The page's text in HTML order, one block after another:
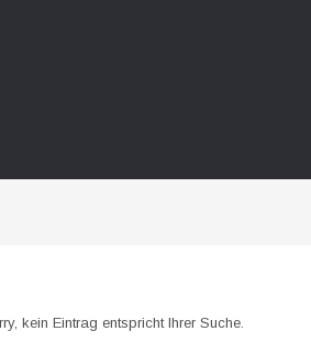
kein Eintrag entspricht Ihrer Suche.